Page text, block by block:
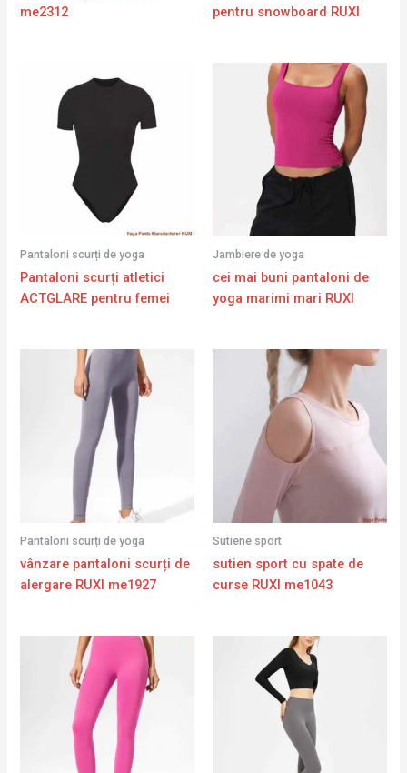
me2312
pentru snowboard RUXI
Pantaloni scurți de yoga
Pantaloni scurți atletici
ACTGLARE pentru femei
Jambiere de yoga
cei mai buni pantaloni de
yoga marimi mari RUXI
Pantaloni scurți de yoga
vânzare pantaloni scurți de
alergare RUXI me1927
Sutiene sport
sutien sport cu spate de
curse RUXI me1043